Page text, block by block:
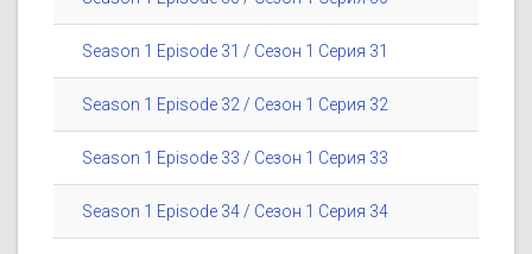
Season 1 Episode 31 / Сезон 1 Серия 31
Season 1 Episode 32 / Сезон 1 Серия 32
Season 1 Episode 33 / Сезон 1 Серия 33
Season 1 Episode 34 / Сезон 1 Серия 34